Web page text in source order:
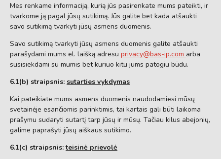
Mes renkame informaciją, kurią jūs pasirenkate mums pateikti, ir
tvarkome ją pagal jūsų sutikimą. Jūs galite bet kada atšaukti
savo sutikimą tvarkyti jūsų asmens duomenis.
Savo sutikimą tvarkyti jūsų asmens duomenis galite atšaukti
parašydami mums el. laišką adresu privacy@bas-ip.com arba
susisiekdami su mumis bet kuriuo kitu jums patogiu būdu.
6.1(b) straipsnis: sutarties vykdymas
Kai pateikiate mums asmens duomenis naudodamiesi mūsų
svetainėje esančiomis parinktimis, tai kartais gali būti laikoma
prašymu sudaryti sutartį tarp jūsų ir mūsų. Tačiau kilus abejonių,
galime paprašyti jūsų aiškaus sutikimo.
6.1(c) straipsnis:teisinė prievolė